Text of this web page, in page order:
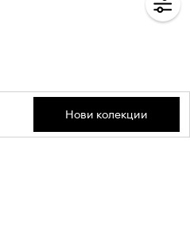
Нови колекции